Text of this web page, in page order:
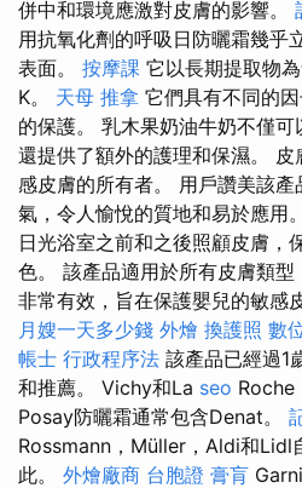
併中和環境應激對皮膚的影響。
用抗氧化劑的呼吸日防曬霜幾乎
表面。 按摩課 它以長期提取物
K。 天母 推拿 它們具有不同的
的保護。 乳木果奶油牛奶不僅可
還提供了額外的護理和保濕。
感皮膚的所有者。 用戶讚美該
氣，令人愉悅的質地和易於應用
日光浴室之前和之後照顧皮膚，
色。 該產品適用於所有皮膚類
非常有效，旨在保護嬰兒的敏感
月嫂一天多少錢 外燴 換護照 數
帳士 行政程序法 該產品已經過1
和推薦。 Vichy和La seo Roche
Posay防曬霜通常包含Denat。
Rossmann，Müller，Aldi和Lidl
此。 外燴廠商 台胞證 膏肓